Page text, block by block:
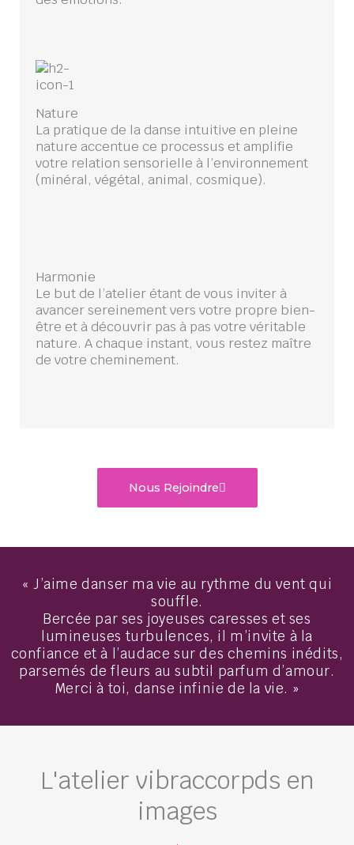
Nature
La pratique de la danse intuitive en pleine
nature accentue ce processus et amplifie
votre relation sensorielle à l’environnement
(minéral, végétal, animal, cosmique).
Harmonie
Le but de l’atelier étant de vous inviter à
avancer sereinement vers votre propre bien-
être et à découvrir pas à pas votre véritable
nature. A chaque instant, vous restez maître
de votre cheminement.
Nous Rejoindre
« J’aime danser ma vie au rythme du vent qui
souffle.
Bercée par ses joyeuses caresses et ses
lumineuses turbulences, il m’invite à la
confiance et à l’audace sur des chemins inédits,
parsemés de fleurs au subtil parfum d’amour.
Merci à toi, danse infinie de la vie. »
L'atelier vibraccorpds en
images